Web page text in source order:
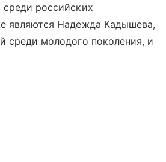
российских
являются Надежда Кадышева,
среди молодого поколения, и